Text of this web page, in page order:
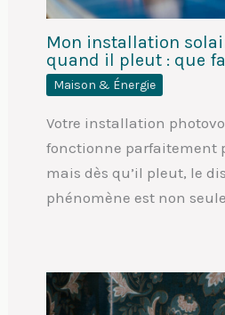
Mon installation
quand il pleut : que
Maison & Énergie
Votre installation
fonctionne parfaitement
mais dès qu’il pleut, le
phénomène est non